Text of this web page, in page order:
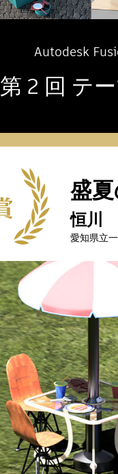
Autodesk
第 2 回 テ
盛
恒川
愛知県立